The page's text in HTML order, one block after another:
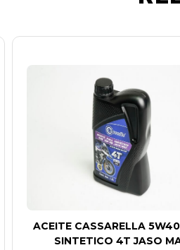
ACEITE CASSARELLA
SINTETICO 4T JASO